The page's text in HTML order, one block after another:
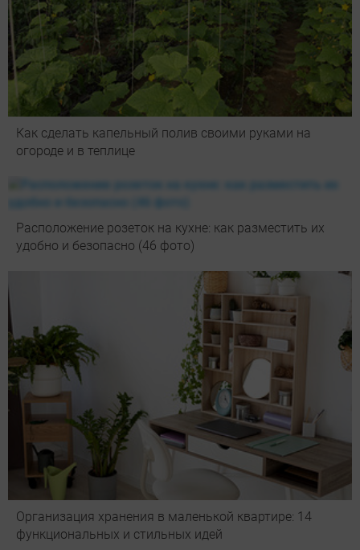
Как сделать капельный полив своими руками на
огороде и в теплице
Расположение розеток на кухне: как разместить их
удобно и безопасно (46 фото)
Организация хранения в маленькой квартире: 14
функциональных и стильных идей